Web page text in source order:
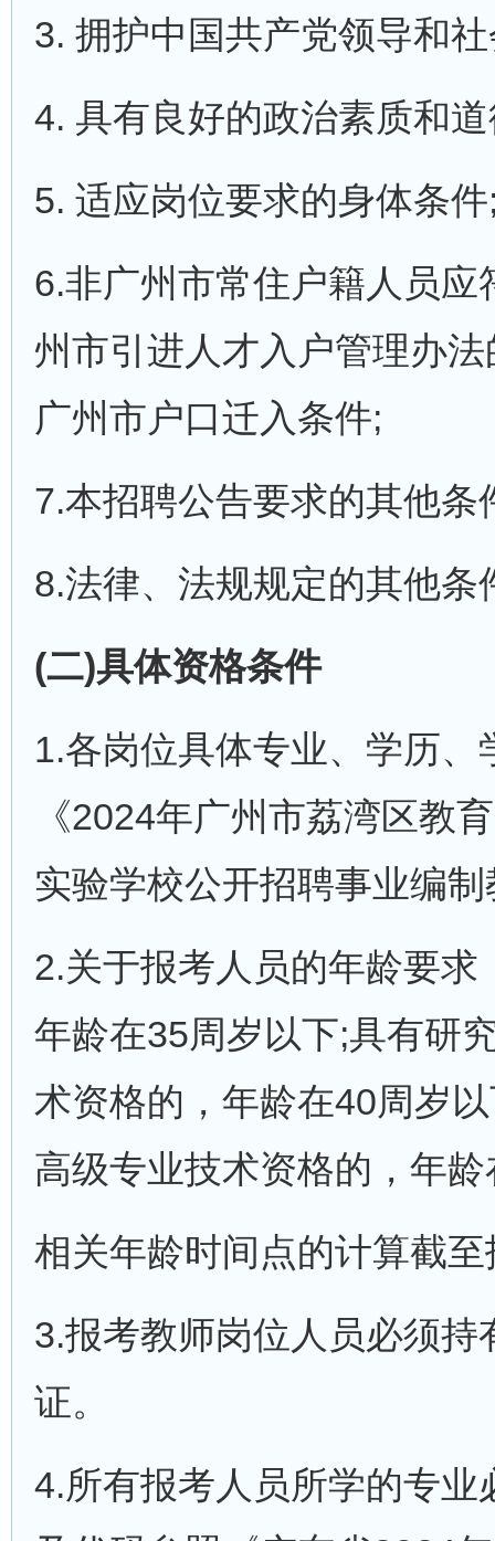
3. 拥护中国共产党领导和
4. 具有良好的政治素质和
5. 适应岗位要求的身体条
6.非广州市常住户籍人员
州市引进人才入户管理办
广州市户口迁入条件;
7.本招聘公告要求的其他条
8.法律、法规规定的其他条
(二)具体资格条件
1.各岗位具体专业、学历
《2024年广州市荔湾区教
实验学校公开招聘事业编
2.关于报考人员的年龄要
年龄在35周岁以下;具有研
术资格的，年龄在40周岁
高级专业技术资格的，年
相关年龄时间点的计算截
3.报考教师岗位人员必须
证。
4.所有报考人员所学的专